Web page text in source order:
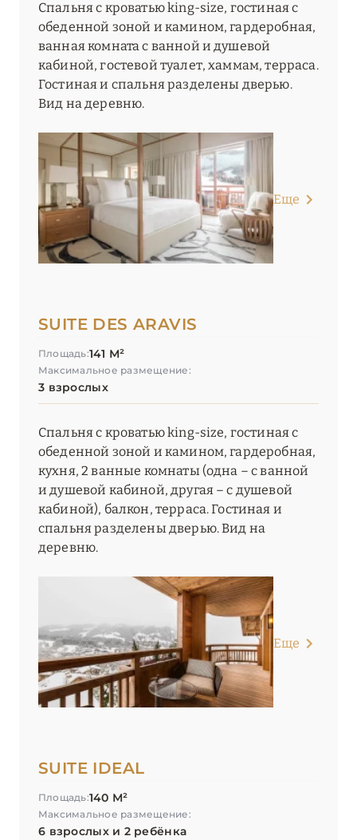
Спальня с кроватью king-size, гостиная с
обеденной зоной и камином, гардеробная,
ванная комната c ванной и душевой
кабиной, гостевой туалет, хаммам, терраса.
Гостиная и спальня разделены дверью.
Вид на деревню.
Еще
SUITE DES ARAVIS
Площадь:141 М²
Максимальное размещение:
3 взрослых
Спальня с кроватью king-size, гостиная с
обеденной зоной и камином, гардеробная,
кухня, 2 ванные комнаты (одна – c ванной
и душевой кабиной, другая – с душевой
кабиной), балкон, терраса. Гостиная и
спальня разделены дверью. Вид на
деревню.
Еще
SUITE IDEAL
Площадь:140 М²
Максимальное размещение:
6 взрослых и 2 ребёнка